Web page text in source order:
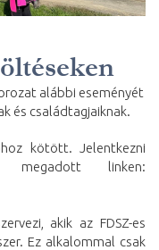
alábbi eseményét
és családtagjaiknak.
kötött. Jelentkezni
linken:
akik az FDSZ-es
Ez alkalommal csak